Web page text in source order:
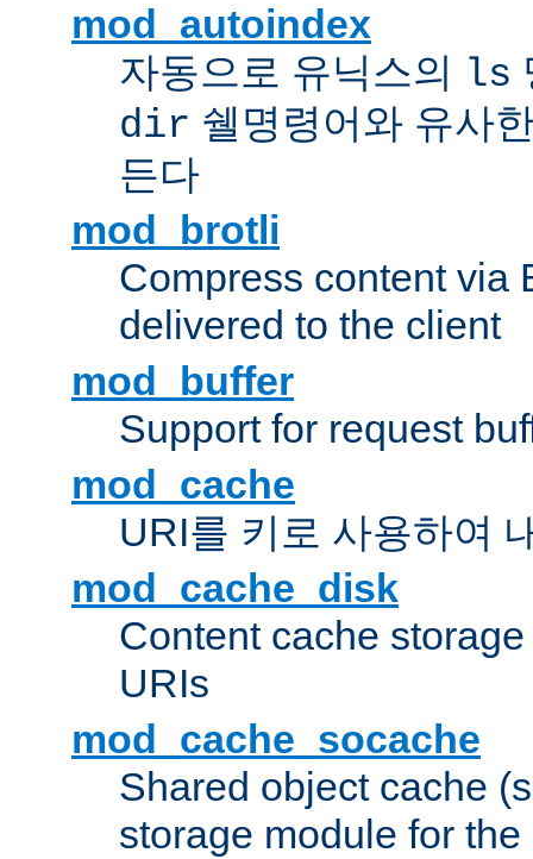
mod_autoindex
자동으로 유닉스의 ls
dir 쉘명령어와 유사
든다
mod_brotli
Compress content via
delivered to the client
mod_buffer
Support for request
mod_cache
URI를 키로 사용하여
mod_cache_disk
Content cache
URIs
mod_cache_socache
Shared object cache
storage module for